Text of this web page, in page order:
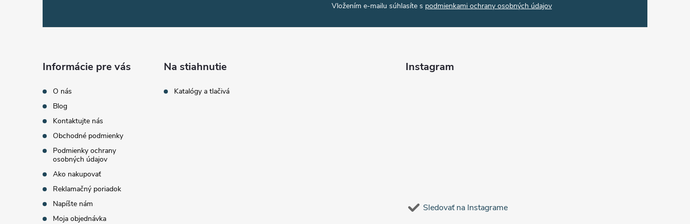
Vložením e-mailu súhlasíte s podmienkami ochrany osobných údajov
Informácie pre vás
O nás
Blog
Kontaktujte nás
Obchodné podmienky
Podmienky ochrany
osobných údajov
Ako nakupovať
Reklamačný poriadok
Napíšte nám
Moja objednávka
Na stiahnutie
Katalógy a tlačivá
Instagram
Sledovať na Instagrame